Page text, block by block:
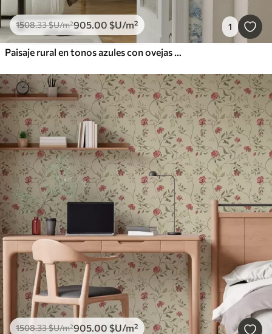
1508.33$U/m²905.00 $U/m² 1
Paisaje rural en tonos azules con ovejas y árboles
1508.33$U/m²905.00 $U/m²